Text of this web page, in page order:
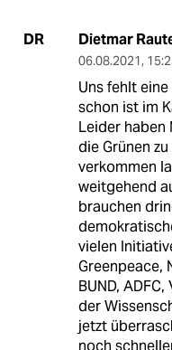
DR Dietmar
06.08.2021,
Uns fehlt
schon ist im
Leider
die Grünen
verkommen
weitgehend
brauchen
vielen
Greenpeace,
BUND,
der
jetzt
noch